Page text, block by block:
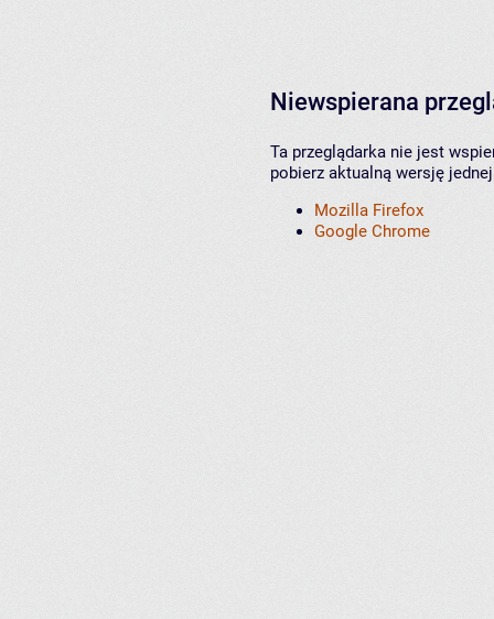
Niewspierana
Ta przeglądarka nie jest
pobierz aktualną wersję
Mozilla Firefox
Google Chrome